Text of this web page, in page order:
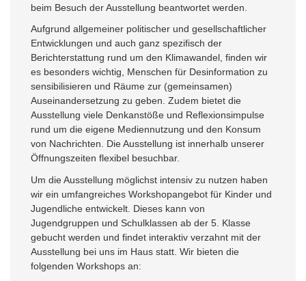
beim Besuch der Ausstellung beantwortet werden.
Aufgrund allgemeiner politischer und gesellschaftlicher
Entwicklungen und auch ganz spezifisch der
Berichterstattung rund um den Klimawandel, finden wir
es besonders wichtig, Menschen für Desinformation zu
sensibilisieren und Räume zur (gemeinsamen)
Auseinandersetzung zu geben. Zudem bietet die
Ausstellung viele Denkanstöße und Reflexionsimpulse
rund um die eigene Mediennutzung und den Konsum
von Nachrichten. Die Ausstellung ist innerhalb unserer
Öffnungszeiten flexibel besuchbar.
Um die Ausstellung möglichst intensiv zu nutzen haben
wir ein umfangreiches Workshopangebot für Kinder und
Jugendliche entwickelt. Dieses kann von
Jugendgruppen und Schulklassen ab der 5. Klasse
gebucht werden und findet interaktiv verzahnt mit der
Ausstellung bei uns im Haus statt. Wir bieten die
folgenden Workshops an: